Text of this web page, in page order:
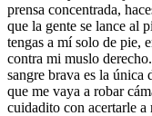
prensa concentrada,
que la gente se lance al
tengas a mí solo de pie,
contra mi muslo
sangre brava es la
que me vaya a robar
cuidadito con acertarle a